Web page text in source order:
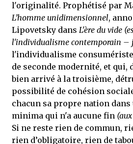
l'originalité. Prophétisé par
L’homme unidimensionnel,
Lipovetsky dans L'ère du vide
l'individualisme contemporain –
l'individualisme
de seconde modernité, et qui,
bien arrivé à la troisième,
possibilité de cohésion
chacun sa propre nation
minima qui n'a aucune fin
Si ne reste rien de commun,
rien d’obligatoire, rien de